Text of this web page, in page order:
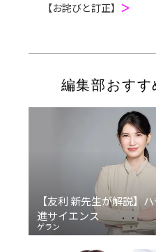
【お詫びと訂正】 ＞
編集部おすす
【友利 新先生が解説】
進サイエンス
ゲラン